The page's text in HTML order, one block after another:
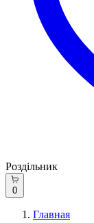
Роздільник
0
Главная